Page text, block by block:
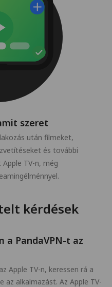
szeret
után filmeket,
és további
TV-n, még
kérdések
a PandaVPN-t az
Apple TV-n, keressen rá a
az alkalmazást. Az Apple TV-